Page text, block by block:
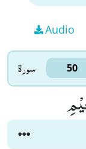
Audio
سورۃ 50